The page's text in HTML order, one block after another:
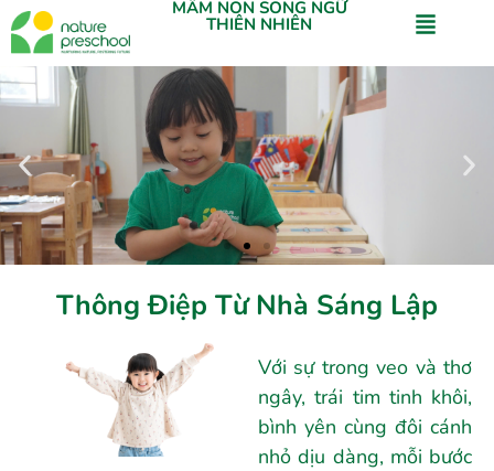
MẦM NON SONG NGỮ
THIÊN NHIÊN
Thông Điệp Từ Nhà Sáng Lập
Với sự trong veo và thơ
ngây, trái tim tinh khôi,
bình yên cùng đôi cánh
nhỏ dịu dàng, mỗi bước